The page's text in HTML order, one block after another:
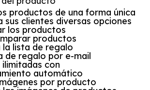
productos de una forma única
sus clientes diversas opciones
los productos
productos
lista de regalo
de regalo por e-mail
con
automático
por producto